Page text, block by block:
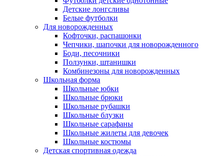
Детские лонгсливы
Белые футболки
Для новорожденных
Кофточки, распашонки
Чепчики, шапочки для новорожденного
Боди, песочники
Ползунки, штанишки
Комбинезоны для новорожденных
Школьная форма
Школьные юбки
Школьные брюки
Школьные рубашки
Школьные блузки
Школьные сарафаны
Школьные жилеты для девочек
Школьные костюмы
Детская спортивная одежда